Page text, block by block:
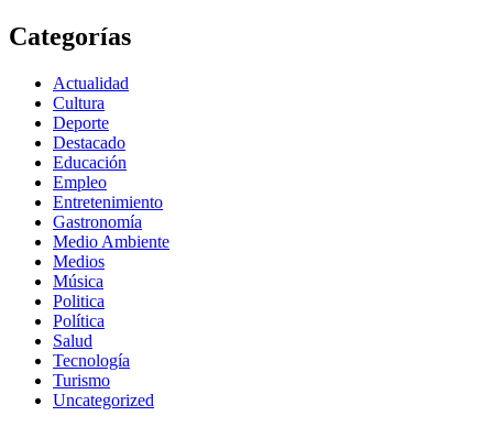
Categorías
Actualidad
Cultura
Deporte
Destacado
Educación
Empleo
Entretenimiento
Gastronomía
Medio Ambiente
Medios
Música
Politica
Política
Salud
Tecnología
Turismo
Uncategorized